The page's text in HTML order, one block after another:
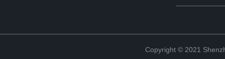
Copyright © 2021